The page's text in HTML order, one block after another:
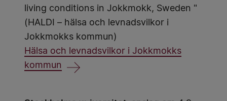
living conditions in Jokkmokk, Sweden "
(HALDI – hälsa och levnadsvilkor i
Jokkmokks kommun)
Hälsa och levnadsvilkor i Jokkmokks
kommun